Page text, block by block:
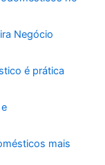
Negócio
é prática
mais